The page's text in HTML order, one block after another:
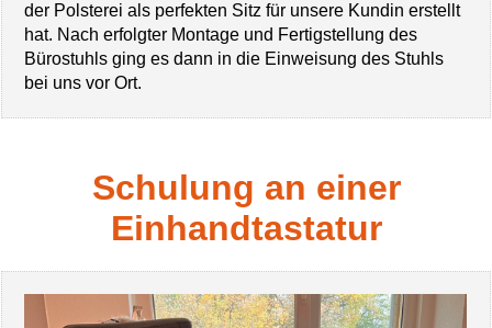
der Polsterei als perfekten Sitz für unsere Kundin erstellt
hat. Nach erfolgter Montage und Fertigstellung des
Bürostuhls ging es dann in die Einweisung des Stuhls
bei uns vor Ort.
Schulung an einer
Einhandtastatur